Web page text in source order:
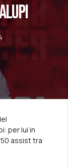
per lui in
assist tra